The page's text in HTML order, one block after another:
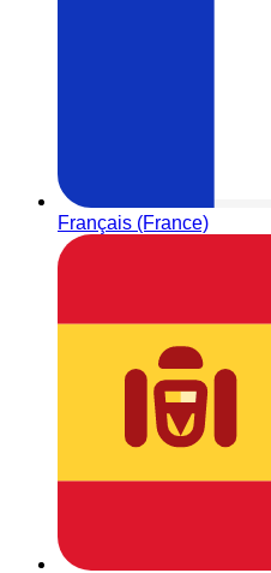
Français (France)